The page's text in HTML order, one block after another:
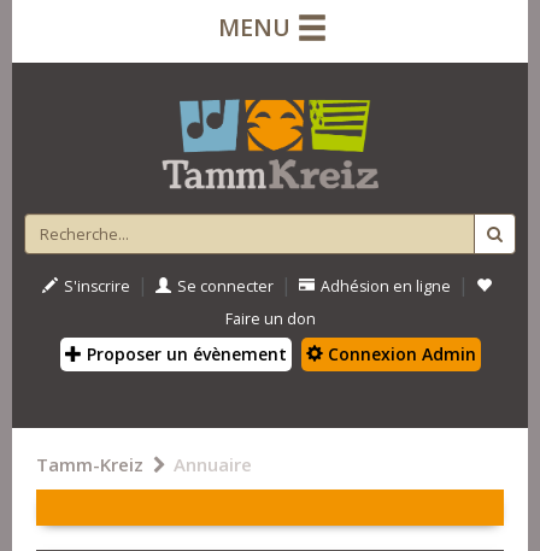
MENU
S'inscrire | Se connecter | Adhésion en ligne |
Faire un don
Proposer un évènement Connexion Admin
Tamm-Kreiz Annuaire